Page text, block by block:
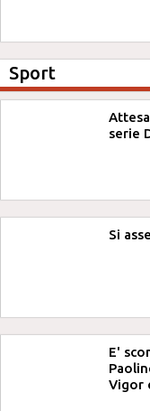
Sport
serie
Si
E'
Vigor